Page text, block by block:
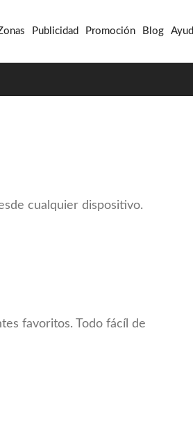
Publicidad Promoción Blog
cualquier dispositivo.
favoritos. Todo fácíl de